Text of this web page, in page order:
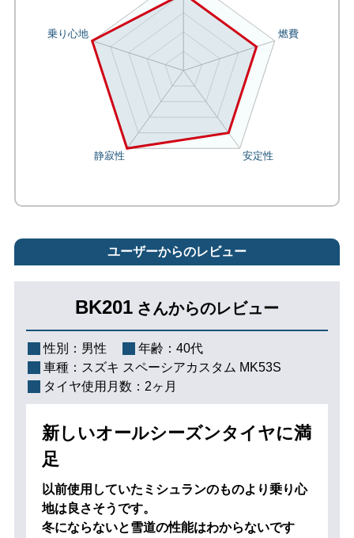
ユーザーからのレビュー
BK201 さんからのレビュー
性別： 男性 年齢： 40代
車種： スズキ スペーシアカスタム MK53S
タイヤ使用月数： 2ヶ月
新しいオールシーズンタイヤに満
足
以前使用していたミシュランのものより乗り心
地は良さそうです。
冬にならないと雪道の性能はわからないです